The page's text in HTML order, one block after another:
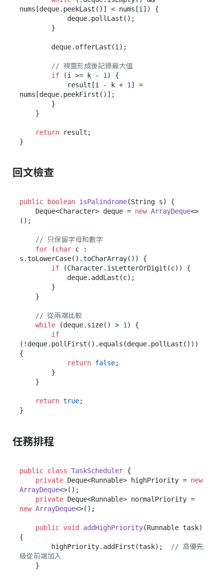
nums[deque.peekLast()] < nums[i]) {
// 視窗形成後記錄最大值
if (i >= k - 1 ) {
            result[i - k +
1 ] =
nums[deque.peekFirst()];
return result;
回文檢查
public boolean isPalindrome(String s)
{
    Deque<Character> deque =
new ArrayDeque<>
();
// 只保留字母和數字
for (char c :
s.toLowerCase().toCharArray()) {
if (Character.isLetterOrDigit(c)) {
// 從兩端比較
while (deque.size() > 1 ) {
if
(!deque.pollFirst().equals(deque.pollLast()))
{
return false;
return true;
任務排程
public class TaskScheduler {
private Deque<Runnable> highPriority = new
ArrayDeque<>();
private
new ArrayDeque<>();
public void addHighPriority(Runnable task)
{
        highPriority.addFirst(task);
// 高優先
級從前端加入